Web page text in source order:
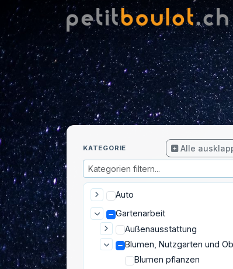
KATEGORIE Alle
Auto
Gartenarbeit
Außenausstattung
Blumen, Nutzgarten und
Blumen pflanzen